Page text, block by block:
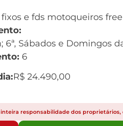
e fds motoqueiros
6ª, Sábados e Domingos
6
R$ 24.490,00
responsabilidade dos proprietários,